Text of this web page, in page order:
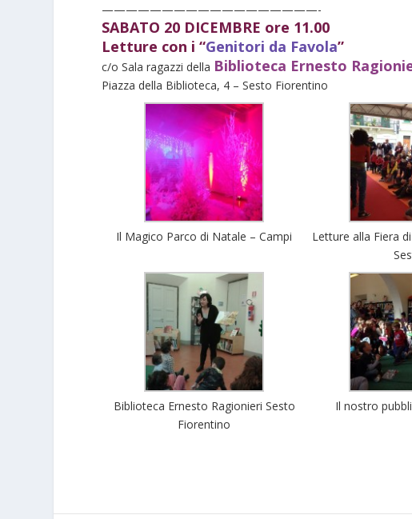
——————————————————-
SABATO 20 DICEMBRE ore 11.00
Letture con i “Genitori da Favola”
c/o Sala ragazzi della Biblioteca Ernesto
Piazza della Biblioteca, 4 – Sesto Fiorentino
Il Magico Parco di Natale – Campi
Letture alla Fiera
Biblioteca Ernesto Ragionieri Sesto
Fiorentino
Il nostro